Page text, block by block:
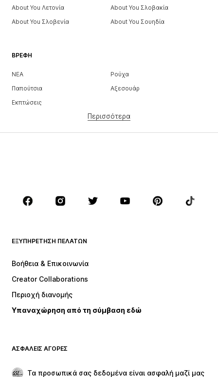
ΒΡΈΦΗ
ΝΕΑ
Ρούχα
Παπούτσια
Αξεσουάρ
Εκπτώσεις
BRANDS
Nike Sportswear
Baker by Ted Baker
Περισσότερα
ΕΞΥΠΗΡΈΤΗΣΗ ΠΕΛΑΤΏΝ
Βοήθεια & Επικοινωνία
Creator Collaborations
Περιοχή διανομής
Υπαναχώρηση από τη σύμβαση εδώ
ΑΣΦΑΛΕΊΣ ΑΓΟΡΈΣ
Τα προσωπικά σας δεδομένα είναι ασφαλή μαζί μας
About You Λετονία
About You Σλοβακία
About You Σλοβενία
About You Σουηδία